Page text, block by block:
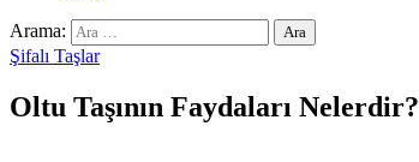
Arama:
Şifalı Taşlar
Oltu Taşının Faydaları Nelerdir?